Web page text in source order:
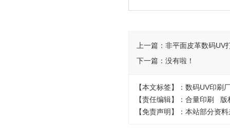
上一篇： 非平面皮革数码UV
下一篇： 没有啦！
【本文标签】：数码UV印刷
【责任编辑】：合量印刷 版
【免责声明】：本站部分资